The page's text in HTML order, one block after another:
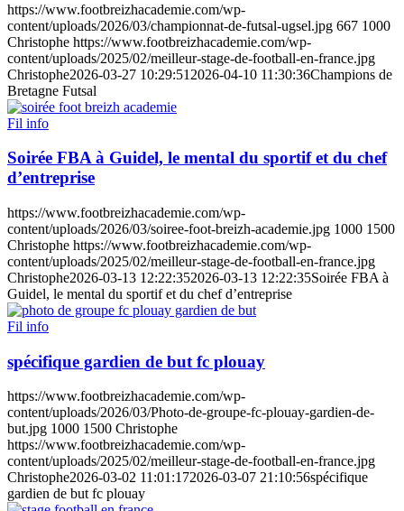
https://www.footbreizhacademie.com/wp-
content/uploads/2026/03/championnat-de-futsal-ugsel.jpg 667 1000
Christophe https://www.footbreizhacademie.com/wp-
content/uploads/2025/02/meilleur-stage-de-football-en-france.jpg
Christophe2026-03-27 10:29:51 2026-04-10 11:30:36Champions de
Bretagne Futsal
Fil info
Soirée FBA à Guidel, le mental du sportif et du chef
d’entreprise
https://www.footbreizhacademie.com/wp-
content/uploads/2026/03/soiree-foot-breizh-academie.jpg 1000 1500
Christophe https://www.footbreizhacademie.com/wp-
content/uploads/2025/02/meilleur-stage-de-football-en-france.jpg
Christophe2026-03-13 12:22:352026-03-13 12:22:35Soirée FBA à
Guidel, le mental du sportif et du chef d’entreprise
Fil info
spécifique gardien de but fc plouay
https://www.footbreizhacademie.com/wp-
content/uploads/2026/03/Photo-de-groupe-fc-plouay-gardien-de-
but.jpg 1000 1500 Christophe
https://www.footbreizhacademie.com/wp-
content/uploads/2025/02/meilleur-stage-de-football-en-france.jpg
Christophe2026-03-02 11:01:172026-03-07 21:10:56spécifique
gardien de but fc plouay